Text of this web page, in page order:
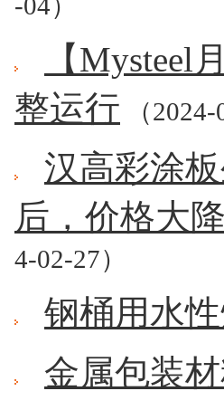
【Mysteel
整运行 （
汉高彩涂
后，价格大
4-02-27）
钢桶用水
金属包装